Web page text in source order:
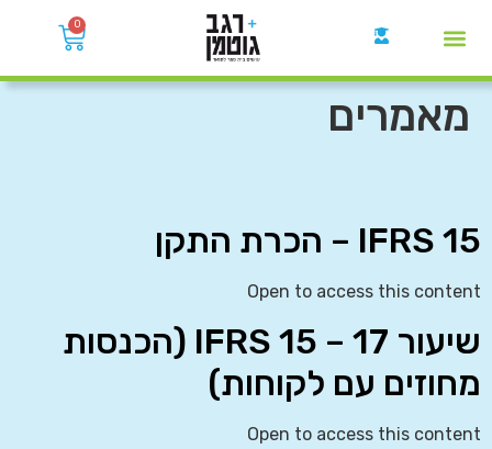
0
מאמרים
IFRS 15 – הכרת התקן
Open to access this content
שיעור 17 – IFRS 15 (הכנסות
מחוזים עם לקוחות)
Open to access this content